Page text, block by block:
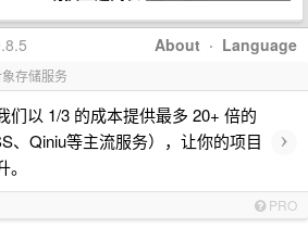
About · Language
存储服务
们以 1/3 的成本提供最多 20+ 倍的
、Qiniu等主流服务），让你的项目
›
PRO